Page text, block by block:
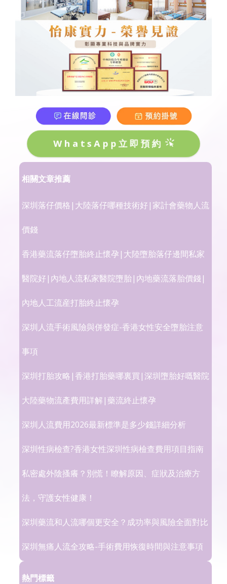
WhatsApp立即預約
相關文章推薦
深圳落仔價格|大陸落仔哪種技術好|家計會藥物人流
價錢
香港藥流落仔墮胎終止懷孕|大陸墮胎落仔邊間私家
醫院好|內地人流私家醫院墮胎|內地藥流落胎價錢|
內地人工流産打胎終止懷孕
深圳人流手術風險與併發症-香港女性安全墮胎注意
事項
深圳打胎攻略|香港打胎藥哪裏買|深圳墮胎好嘅醫院
大陸藥物流產費用詳解|藥流終止懷孕
深圳人流費用2026最新標準是多少錢詳細分析
深圳性病檢查?香港女性深圳性病檢查費用項目指南
私密處外陰搔癢？別慌！瞭解原因、症狀及治療方
法，守護女性健康！
深圳藥流和人流哪個更安全？成功率與風險全面對比
深圳無痛人流全攻略-手術費用恢復時間與注意事項
熱門標籤